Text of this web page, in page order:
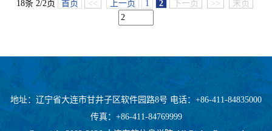
18条 2/2页 首页 << 上一页 1 2 下一页 >> 末页
地址：辽宁省大连市甘井子区软件园路8号 电话：+86-411-84835000
传真：+86-411-84769999